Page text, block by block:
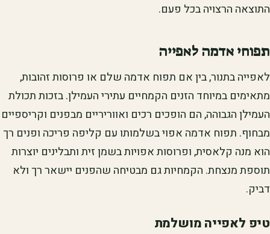
התוצאה הרצויה בכל פעם.
תפוחי אדמה לאפייה
לאפייה בתנור, בין אם תפוח אדמה שלם או פרוסות זהובות,
מתאימים במיוחד הזנים הקמחיים עתירי העמילן. בזכות תכולת
העמילן הגבוהה, הם הופכים רכים ואווריריים מבפנים וקריספיים
מבחוף. תפוח אדמה אפוי בשלמותו עם קליפה פריכה ופנים רך
הוא מנה קלאסית, ופרוסות אפויות בשמן זית ותבלינים יוצרות
תוספת מנצחת. הקמחיות גם מבטיחה שהפנים יישאר רך ולא
דביק.
טיפ לאפייה מושלמת